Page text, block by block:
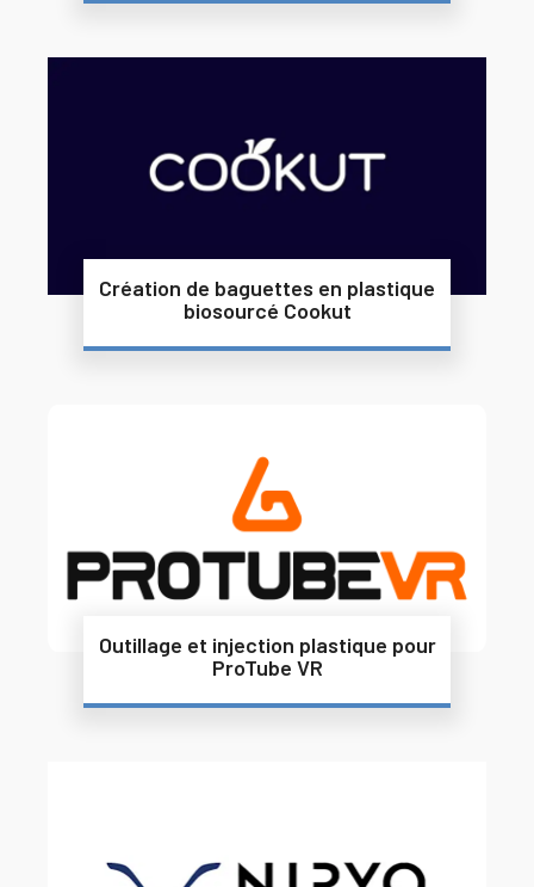
Création de baguettes en plastique
biosourcé Cookut
Outillage et injection plastique pour
ProTube VR